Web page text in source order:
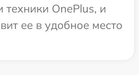
техники OnePlus, и
ее в удобное место